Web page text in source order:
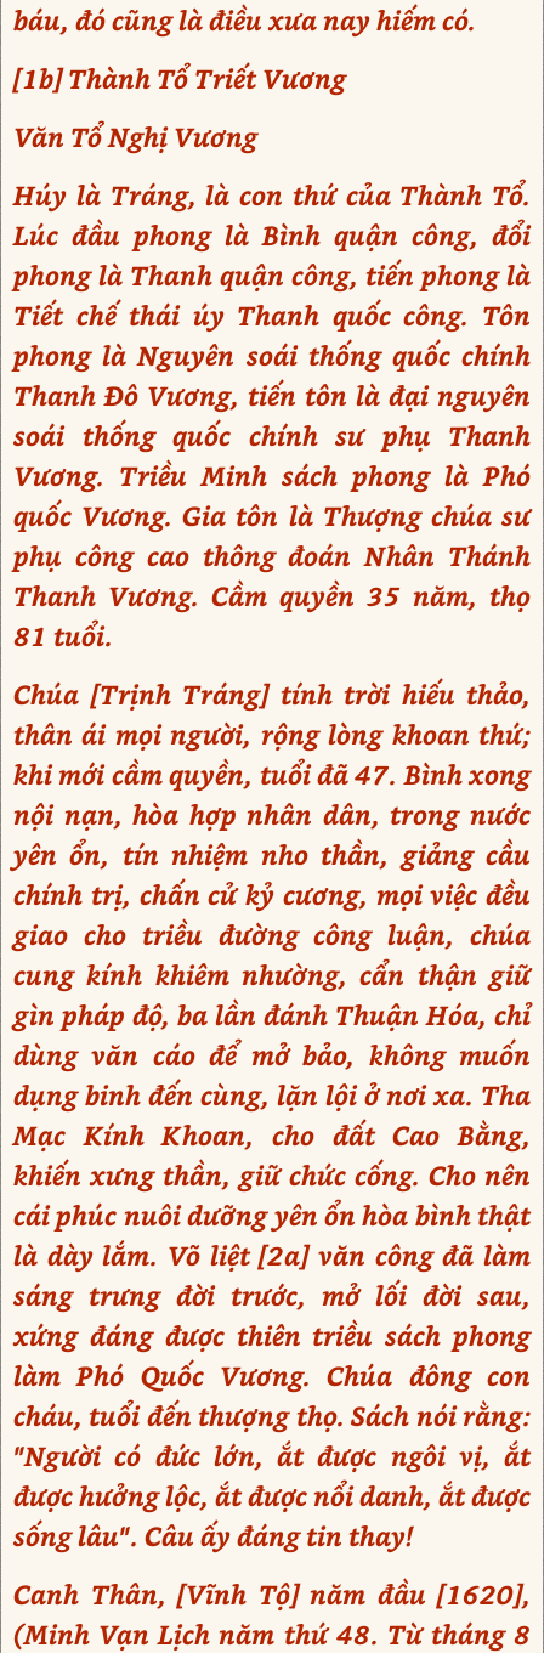
báu, đó cũng là điều xưa nay hiếm có.
[1b] Thành Tổ Triết Vương
Văn Tổ Nghị Vương
Húy là Tráng, là con thứ của Thành Tổ.
Lúc đầu phong là Bình quận công, đổi
phong là Thanh quận công, tiến phong là
Tiết chế thái úy Thanh quốc công. Tôn
phong là Nguyên soái thống quốc chính
Thanh Đô Vương, tiến tôn là đại nguyên
soái thống quốc chính sư phụ Thanh
Vương. Triều Minh sách phong là Phó
quốc Vương. Gia tôn là Thượng chúa sư
phụ công cao thông đoán Nhân Thánh
Thanh Vương. Cầm quyền 35 năm, thọ
81 tuổi.
Chúa [Trịnh Tráng] tính trời hiếu thảo,
thân ái mọi người, rộng lòng khoan thứ;
khi mới cầm quyền, tuổi đã 47. Bình xong
nội nạn, hòa hợp nhân dân, trong nước
yên ổn, tín nhiệm nho thần, giảng cầu
chính trị, chấn cử kỷ cương, mọi việc đều
giao cho triều đường công luận, chúa
cung kính khiêm nhường, cẩn thận giữ
gìn pháp độ, ba lần đánh Thuận Hóa, chỉ
dùng văn cáo để mở bảo, không muốn
dụng binh đến cùng, lặn lội ở nơi xa. Tha
Mạc Kính Khoan, cho đất Cao Bằng,
khiến xưng thần, giữ chức cống. Cho nên
cái phúc nuôi dưỡng yên ổn hòa bình thật
là dày lắm. Võ liệt [2a] văn công đã làm
sáng trưng đời trước, mở lối đời sau,
xứng đáng được thiên triều sách phong
làm Phó Quốc Vương. Chúa đông con
cháu, tuổi đến thượng thọ. Sách nói rằng:
"Người có đức lớn, ắt được ngôi vị, ắt
được hưởng lộc, ắt được nổi danh, ắt được
sống lâu". Câu ấy đáng tin thay!
Canh Thân, [Vĩnh Tộ] năm đầu [1620],
(Minh Vạn Lịch năm thứ 48. Từ tháng 8